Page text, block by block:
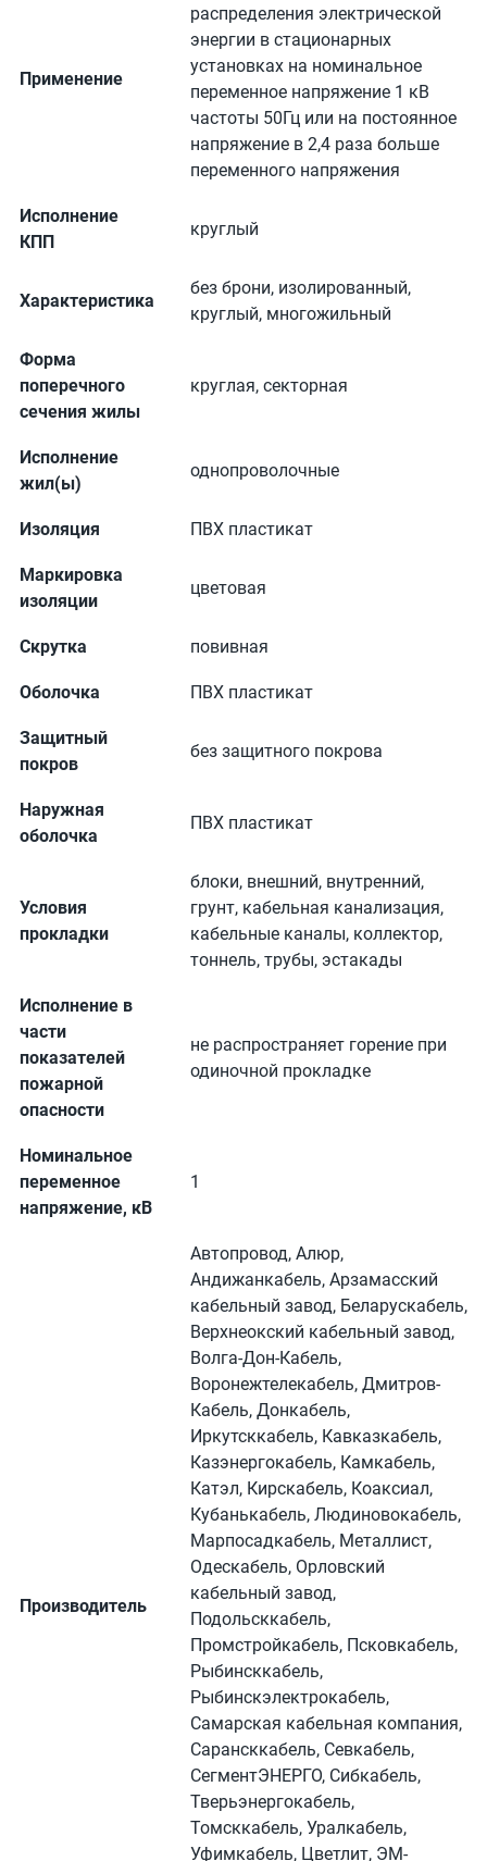
Применение
распределения электрической
энергии в стационарных
установках на номинальное
переменное напряжение 1 кВ
частоты 50Гц или на постоянное
напряжение в 2,4 раза больше
переменного напряжения
Исполнение
КПП
круглый
Характеристика
без брони, изолированный,
круглый, многожильный
Форма
поперечного
сечения жилы
круглая, секторная
Исполнение
жил(ы)
однопроволочные
Изоляция ПВХ пластикат
Маркировка
изоляции
цветовая
Скрутка повивная
Оболочка ПВХ пластикат
Защитный
покров
без защитного покрова
Наружная
оболочка
ПВХ пластикат
Условия
прокладки
блоки, внешний, внутренний,
грунт, кабельная канализация,
кабельные каналы, коллектор,
тоннель, трубы, эстакады
Исполнение в
части
показателей
пожарной
опасности
не распространяет горение при
одиночной прокладке
Номинальное
переменное
напряжение, кВ
1
Производитель
Автопровод, Алюр,
Андижанкабель, Арзамасский
кабельный завод, Беларускабель,
Верхнеокский кабельный завод,
Волга-Дон-Кабель,
Воронежтелекабель, Дмитров-
Кабель, Донкабель,
Иркутсккабель, Кавказкабель,
Казэнергокабель, Камкабель,
Катэл, Кирскабель, Коаксиал,
Кубанькабель, Людиновокабель,
Марпосадкабель, Металлист,
Одескабель, Орловский
кабельный завод,
Подольсккабель,
Промстройкабель, Псковкабель,
Рыбинсккабель,
Рыбинскэлектрокабель,
Самарская кабельная компания,
Сарансккабель, Севкабель,
СегментЭНЕРГО, Сибкабель,
Тверьэнергокабель,
Томсккабель, Уралкабель,
Уфимкабель, Цветлит, ЭМ-